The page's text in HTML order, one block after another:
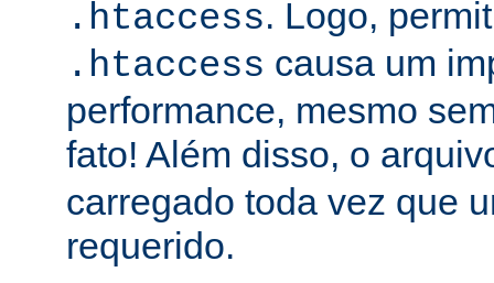
.htaccess. Logo,
.htaccess causa um
performance, mesmo
fato! Além disso, o
carregado toda vez que
requerido.